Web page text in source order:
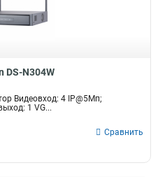
DS-N304W
Видеовход: 4 IP@5Мп;
1 VG...
Сравнить